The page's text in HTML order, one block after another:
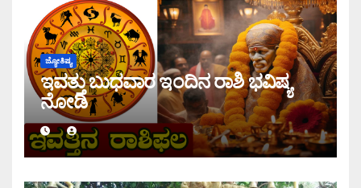
ಜ್ಯೋತಿಷ್ಯ
ಇವತ್ತು ಬುಧವಾರ ಇಂದಿನ ರಾಶಿ ಭವಿಷ್ಯ
ನೋಡಿ